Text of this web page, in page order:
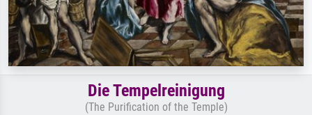
Die Tempelreinigung
(The Purification of the Temple)